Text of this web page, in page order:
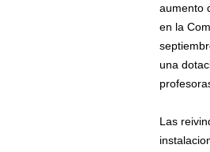
aumento
en la
una
Las